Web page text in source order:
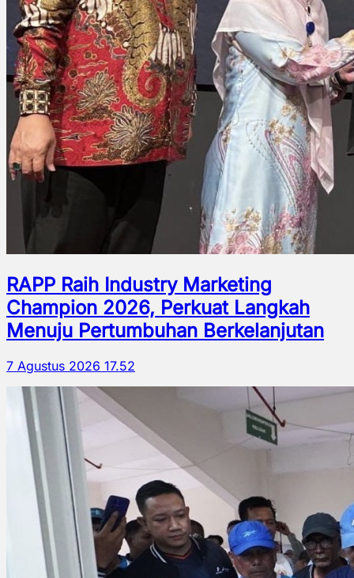
RAPP Raih Industry Marketing
Champion 2026, Perkuat Langkah
Menuju Pertumbuhan Berkelanjutan
7 Agustus 2026 17.52